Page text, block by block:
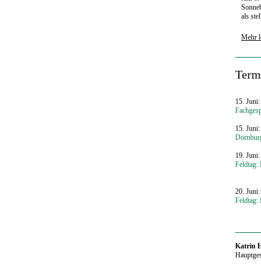
als
Mehr
15. Juni:
15. Juni:
19. Juni:
Feldtag:
20. Juni:
Feldtag:
‍Katrin